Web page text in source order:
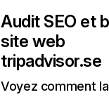
Audit SEO et
site web
tripadvisor.se
Voyez comment